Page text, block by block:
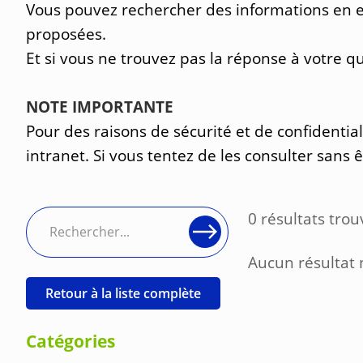
Vous pouvez rechercher des informations
proposées.
Et si vous ne trouvez pas la réponse à votre
NOTE IMPORTANTE
Pour des raisons de sécurité et de
intranet. Si vous tentez de les consulter sans
Retour à la liste complète
Catégories
0 résultats
Aucun résultat